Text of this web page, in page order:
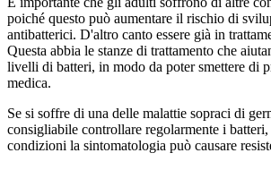
poiché questo può aumentare il rischio di
antibatterici. D'altro canto essere già in
Questa abbia le stanze di trattamento che
livelli di batteri, in modo da poter smettere di
medica.
Se si soffre di una delle malattie sopraci di
consigliabile controllare regolarmente i
condizioni la sintomatologia può causare